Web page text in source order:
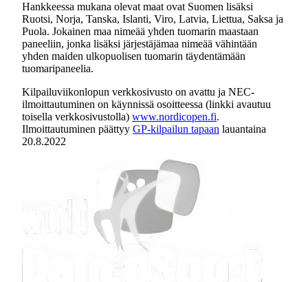
Hankkeessa mukana olevat maat ovat Suomen lisäksi
Ruotsi, Norja, Tanska, Islanti, Viro, Latvia, Liettua, Saksa ja
Puola. Jokainen maa nimeää yhden tuomarin maastaan
paneeliin, jonka lisäksi järjestäjämaa nimeää vähintään
yhden maiden ulkopuolisen tuomarin täydentämään
tuomaripaneelia.
Kilpailuviikonlopun verkkosivusto on avattu ja NEC-
ilmoittautuminen on käynnissä osoitteessa (linkki avautuu
toisella verkkosivustolla) www.nordicopen.fi.
Ilmoittautuminen päättyy GP-kilpailun tapaan lauantaina
20.8.2022